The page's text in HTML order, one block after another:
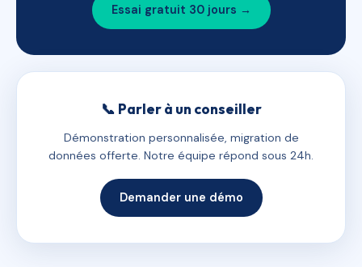
Essai gratuit 30 jours →
📞 Parler à un conseiller
Démonstration personnalisée, migration de
données offerte. Notre équipe répond sous 24h.
Demander une démo